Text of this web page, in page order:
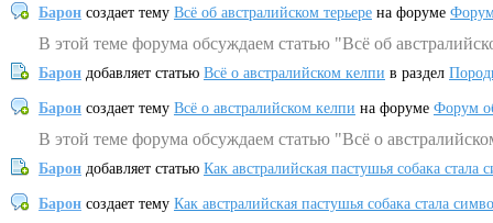
Барон создает тему Всё об австралийском терьере на форуме
В этой теме форума обсуждаем статью "Всё об
Барон добавляет статью Всё о австралийском келпи в раздел
Барон создает тему Всё о австралийском келпи на форуме Форум
В этой теме форума обсуждаем статью "Всё о
Барон добавляет статью Как австралийская пастушья собака
Барон создает тему Как австралийская пастушья собака стала